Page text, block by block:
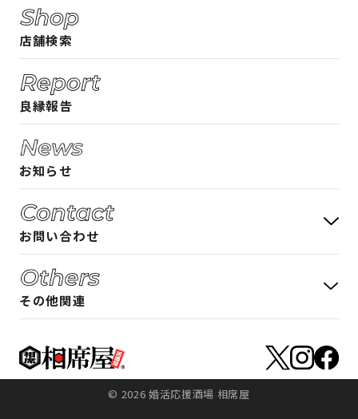
相席屋ガイド 女性編
相席屋ガイド 男性編
ご入店時のルール
よくある質問
店舗検索
良縁報告
お知らせ
お問い合わせ
お客様の声 募集中
アルバイト募集について
フランチャイズ加盟募集について
店舗物件募集について
その他関連
アルバイト募集
フランチャイズ加盟
© 2026 婚活応援酒場 相席屋